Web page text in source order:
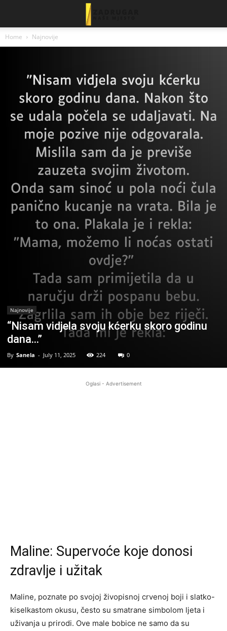
Home Najnovije
Najnovije
“Nisam vidjela svoju kćerku skoro godinu
dana…”
By Sanela - July 11, 2025 224 0
Oglasi - Advertisement
Maline: Supervoće koje donosi
zdravlje i užitak
Maline, poznate po svojoj živopisnoj crvenoj boji i slatko-
kiselkastom okusu, često su smatrane simbolom ljeta i
uživanja u prirodi. Ove male bobice ne samo da su